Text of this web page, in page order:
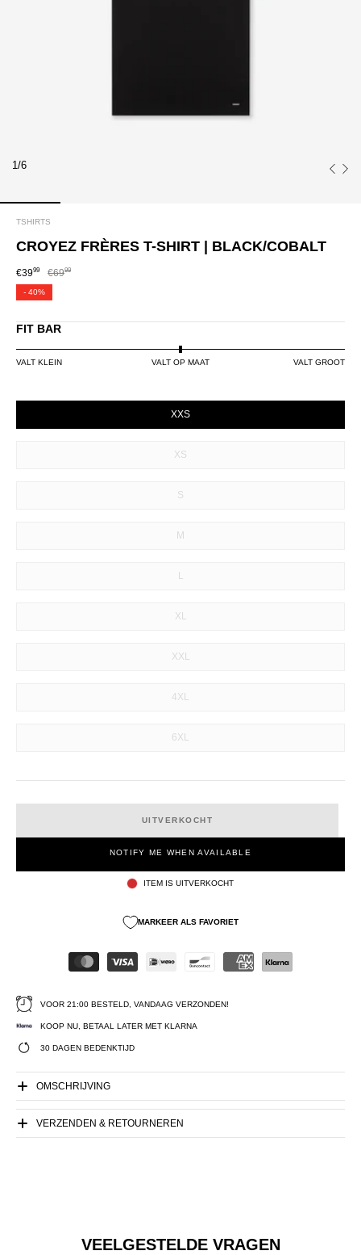
1/6
TSHIRTS
CROYEZ FRÈRES T-SHIRT | BLACK/COBALT
€3999 €6999
- 40%
FIT BAR
VALT KLEIN VALT OP MAAT VALT GROOT
XXS
XS
S
M
L
XL
XXL
4XL
6XL
UITVERKOCHT
NOTIFY ME WHEN AVAILABLE
ITEM IS UITVERKOCHT
MARKEER ALS FAVORIET
VOOR 21:00 BESTELD, VANDAAG VERZONDEN!
KOOP NU, BETAAL LATER MET KLARNA
30 DAGEN BEDENKTIJD
OMSCHRIJVING
VERZENDEN & RETOURNEREN
VEELGESTELDE VRAGEN